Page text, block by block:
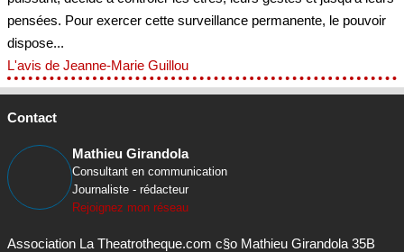
pensées. Pour exercer cette surveillance permanente, le pouvoir
dispose...
L'avis de Jeanne-Marie Guillou
Contact
Mathieu Girandola
Consultant en communication
Journaliste - rédacteur
Rejoignez mon réseau
Association La Theatrotheque.com c§o Mathieu Girandola 35B